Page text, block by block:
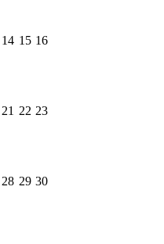
14 15 16
21 22 23
28 29 30